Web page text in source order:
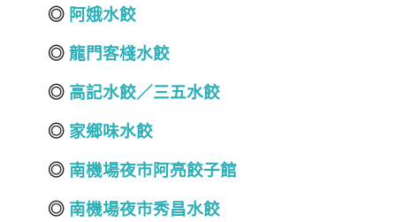
◎ 阿娥水餃
◎ 龍門客棧水餃
◎ 高記水餃／三五水餃
◎ 家鄉味水餃
◎ 南機場夜市阿亮餃子館
◎ 南機場夜市秀昌水餃